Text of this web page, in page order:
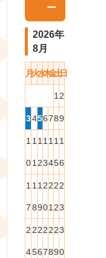
ー
2026年
8月
月火水木金土日
1 2
3456789
1
0
1
1
1
2
1
3
1
4
1
5
1
6
1
7
1
8
1
9
2
0
2
1
2
2
2
3
2
4
2
5
2
6
2
7
2
8
2
9
3
0